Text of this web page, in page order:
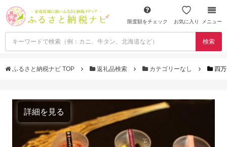
限度額をチェック お気に入り メニュー
検索
ふるさと納税ナビ TOP 返礼品検索 カテゴリーなし 四
詳細を見る